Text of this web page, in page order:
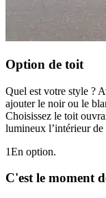
Option de toit
Quel est votre style ?
ajouter le noir ou le
Choisissez le toit
lumineux l’intérieur de
1En option.
C'est le moment